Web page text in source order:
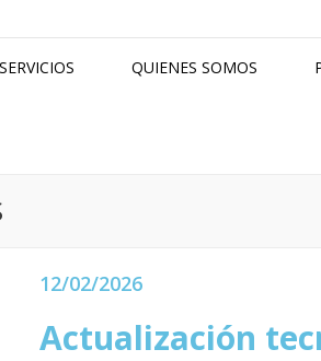
SERVICIOS QUIENES SOMOS
12/02/2026
Actualización